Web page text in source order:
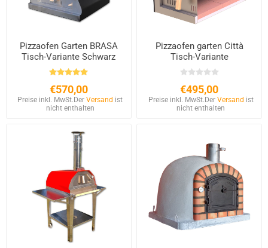
Pizzaofen Garten BRASA
Tisch-Variante Schwarz
€570,00
Preise inkl. MwSt. DerVersand ist
nicht enthalten
Pizzaofen garten Città
Tisch-Variante
€495,00
Preise inkl. MwSt. Der Versand ist
nicht enthalten